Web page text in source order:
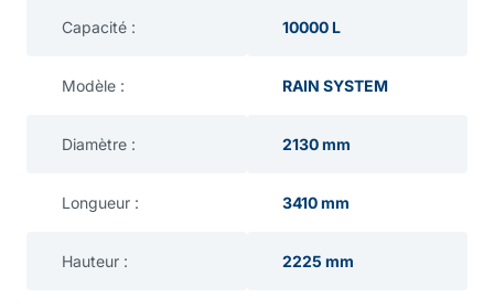
Capacité : 10000 L
Modèle : RAIN SYSTEM
Diamètre : 2130 mm
Longueur : 3410 mm
Hauteur : 2225 mm